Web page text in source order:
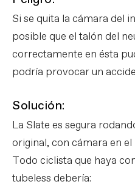
Si se quita la cámara del
posible que el talón del
correctamente en ésta
podría provocar un
Solución:
La Slate es segura
original, con cámara en
Todo ciclista que haya
tubeless debería: